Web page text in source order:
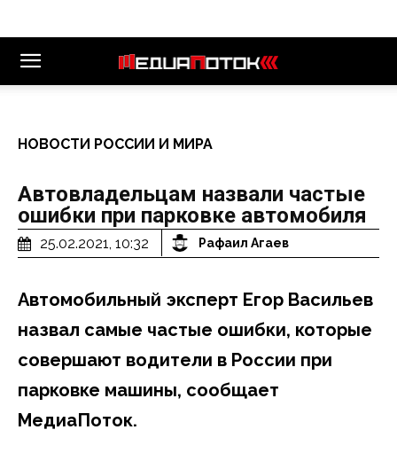
НОВОСТИ РОССИИ И МИРА
Автовладельцам назвали частые
ошибки при парковке автомобиля
25.02.2021, 10:32 Рафаил Агаев
Автомобильный эксперт Егор Васильев
назвал самые частые ошибки, которые
совершают водители в России при
парковке машины, сообщает
МедиаПоток.